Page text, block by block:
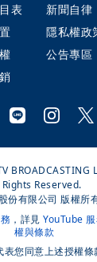
表
新聞自律
隱私權政
公告專區
BROADCASTING
Reserved.
份有限公司 版權所
，詳見 YouTube
權與條款
表您同意上述授權條